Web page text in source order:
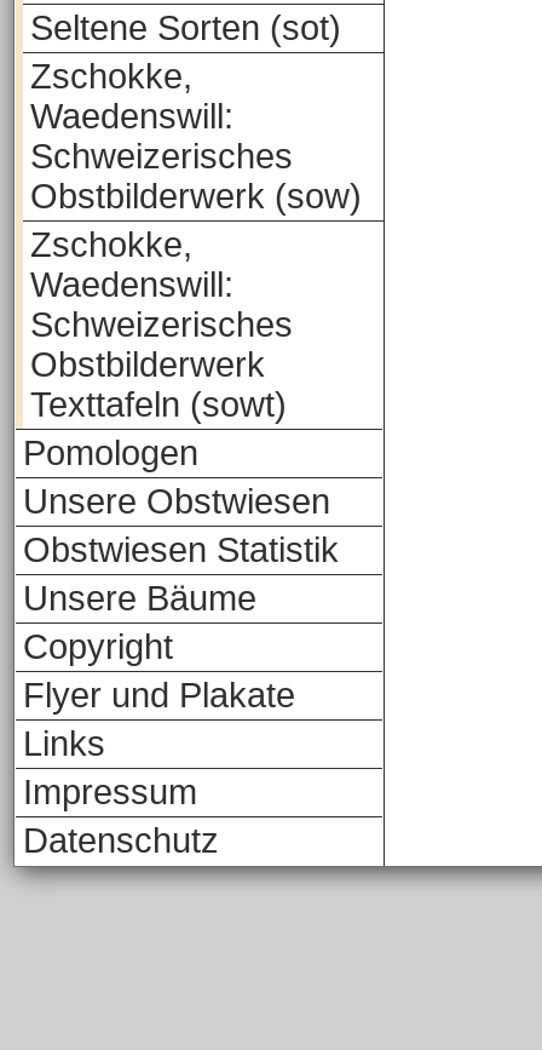
Seltene Sorten (sot)
Zschokke,
Waedenswill:
Schweizerisches
Obstbilderwerk (sow)
Zschokke,
Waedenswill:
Schweizerisches
Obstbilderwerk
Texttafeln (sowt)
Pomologen
Unsere Obstwiesen
Obstwiesen Statistik
Unsere Bäume
Copyright
Flyer und Plakate
Links
Impressum
Datenschutz